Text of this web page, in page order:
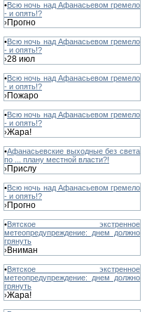
•Всю ночь над Афанасьевом гремело
- и опять!?
›Прогно
•Всю ночь над Афанасьевом гремело
- и опять!?
›28 июл
•Всю ночь над Афанасьевом гремело
- и опять!?
›Пожаро
•Всю ночь над Афанасьевом гремело
- и опять!?
›Жара!
•Афанасьевские выходные без света
по ... плану местной власти?!
›Прислу
•Всю ночь над Афанасьевом гремело
- и опять!?
›Прогно
•Вятское экстренное
метеопредупреждение: днем должно
грянуть
›Вниман
•Вятское экстренное
метеопредупреждение: днем должно
грянуть
›Жара!